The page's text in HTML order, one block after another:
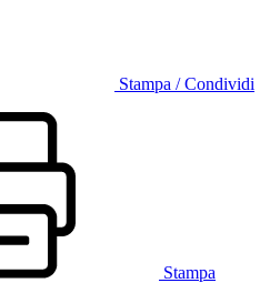
Stampa / Condividi
Stampa